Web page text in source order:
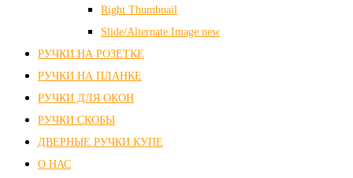
Right Thumbnail
Slide/Alternate Image new
РУЧКИ НА РОЗЕТКЕ
РУЧКИ НА ПЛАНКЕ
РУЧКИ ДЛЯ ОКОН
РУЧКИ СКОБЫ
ДВЕРНЫЕ РУЧКИ КУПЕ
О НАС